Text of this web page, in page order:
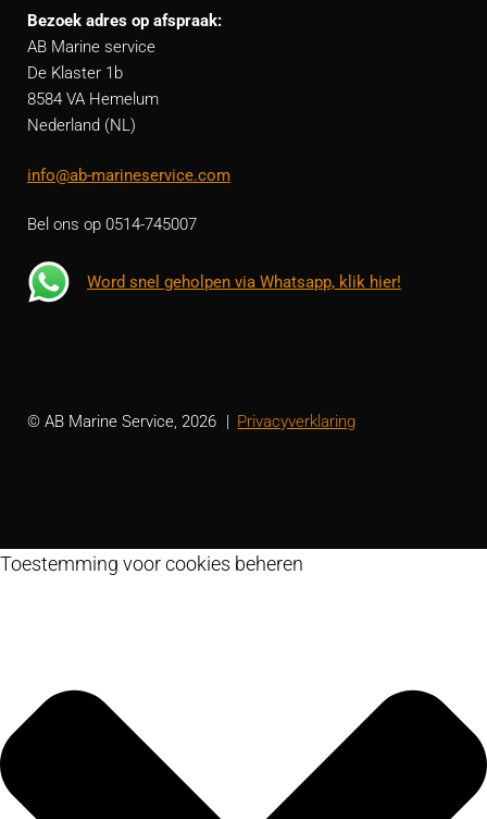
Bezoek adres op afspraak:
AB Marine service
De Klaster 1b
8584 VA Hemelum
Nederland (NL)
info@ab-marineservice.com
Bel ons op 0514-745007
Word snel geholpen via Whatsapp, klik hier!
© AB Marine Service, 2026 Privacyverklaring
Toestemming voor cookies beheren